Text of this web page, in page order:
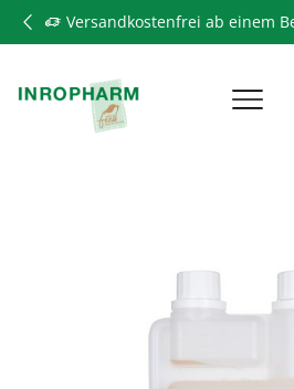
Versandkostenfrei ab einem